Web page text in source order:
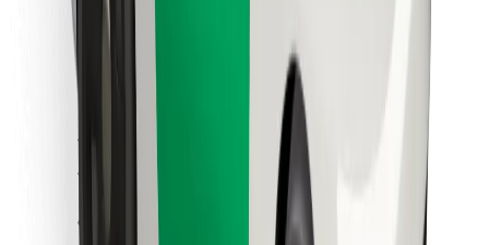
Ogólne Warunki
Pliki cookie
Bezpieczeństwo
Zamów przejazd w kilka minut!
Pobierz aplikację Bolt
Znajdź swoje ulubione jedzenie!